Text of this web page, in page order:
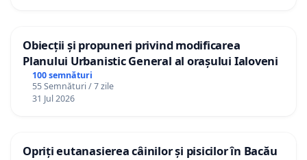
Obiecții și propuneri privind modificarea
Planului Urbanistic General al orașului Ialoveni
100 semnături
55 Semnături / 7 zile
31 Jul 2026
Opriți eutanasierea câinilor și pisicilor în Bacău